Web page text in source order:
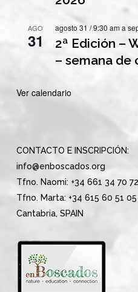
AGO
31
agosto 31 / 9:30 ama
2ª Edición –
– semana de
Ver calendario
CONTACTO E INSCRIPCIÓN:
info@enboscados.org
Tfno. Naomi: +34 661 34 70 72
Tfno. Marta: +34 615 60 51 05
Cantabria, SPAIN